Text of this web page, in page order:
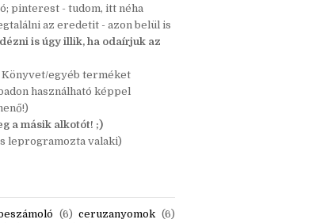
Írók!
fel a posztotokat, légyszi,
tegyetek ki!
pinterest - tudom, itt néha
az eredetit - azon belül is
is úgy illik, ha odaírjuk az
egyéb terméket
használható képpel
a másik alkotót! ;)